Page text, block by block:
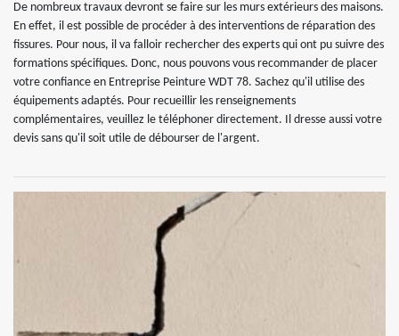
De nombreux travaux devront se faire sur les murs extérieurs des maisons.
En effet, il est possible de procéder à des interventions de réparation des
fissures. Pour nous, il va falloir rechercher des experts qui ont pu suivre des
formations spécifiques. Donc, nous pouvons vous recommander de placer
votre confiance en Entreprise Peinture WDT 78. Sachez qu'il utilise des
équipements adaptés. Pour recueillir les renseignements
complémentaires, veuillez le téléphoner directement. Il dresse aussi votre
devis sans qu'il soit utile de débourser de l'argent.